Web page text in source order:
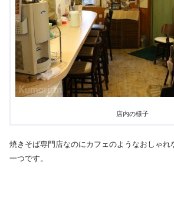
店内の様子
焼きそば専門店なのにカフェのようなおしゃれ
一つです。